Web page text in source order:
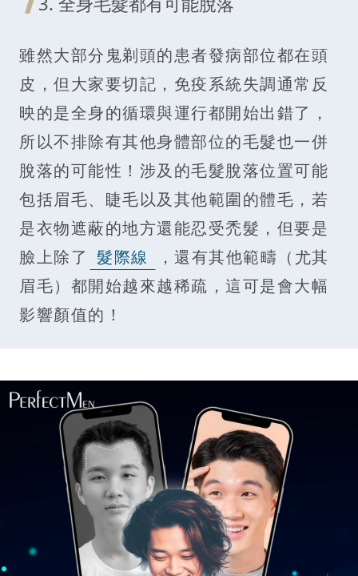
雖然大部分鬼剃頭的患者發病部位都在頭
皮，但大家要切記，免疫系統失調通常反
映的是全身的循環與運行都開始出錯了，
所以不排除有其他身體部位的毛髮也一併
脫落的可能性！涉及的毛髮脫落位置可能
包括眉毛、睫毛以及其他範圍的體毛，若
是衣物遮蔽的地方還能忍受禿髮，但要是
臉上除了 髮際線
，還有其他範疇（尤其
眉毛）都開始越來越稀疏，這可是會大幅
影響顏值的！